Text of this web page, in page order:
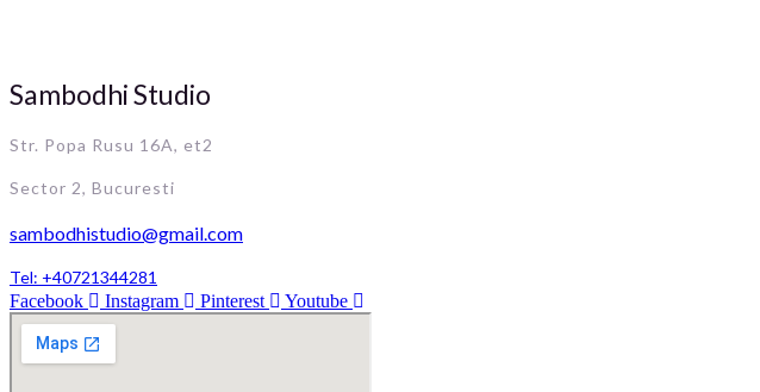
Sambodhi Studio
Str. Popa Rusu 16A, et2
Sector 2, Bucuresti
sambodhistudio@gmail.com
Tel: +40721344281
Facebook
Instagram Pinterest Youtube